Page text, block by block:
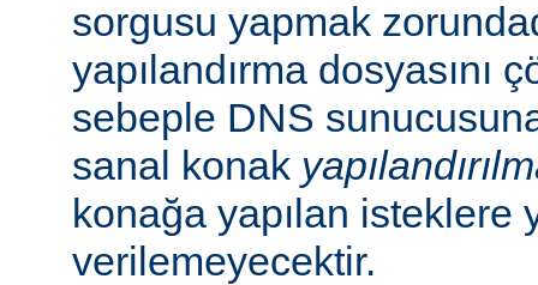
sorgusu yapmak
yapılandırma dosyasını
sebeple DNS
sanal konak
konağa yapılan isteklere
verilemeyecektir.